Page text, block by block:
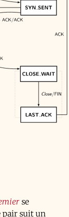
se
pair suit un